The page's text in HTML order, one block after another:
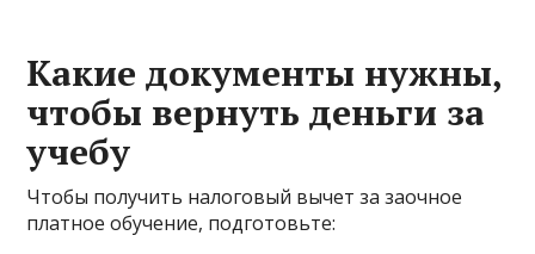
Какие документы нужны,
чтобы вернуть деньги за
учебу
Чтобы получить налоговый вычет за заочное
платное обучение, подготовьте: